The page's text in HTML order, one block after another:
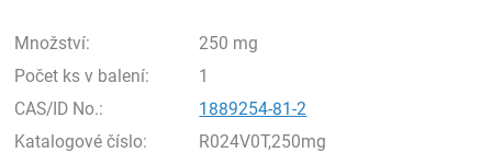
Množství:
250 mg
Počet ks v balení:
1
CAS/ID No.:
1889254-81-2
Katalogové číslo:
R024V0T,250mg